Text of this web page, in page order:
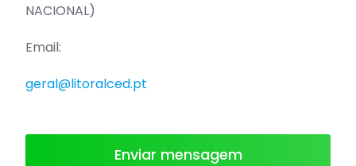
NACIONAL)
Email:
geral@litoralced.pt
Enviar mensagem